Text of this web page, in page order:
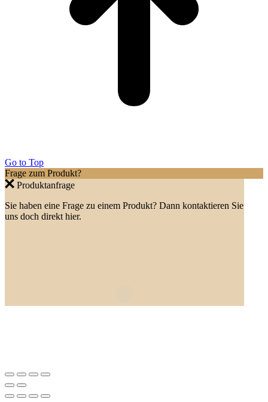
Go to Top
Frage zum Produkt?
Produktanfrage
Sie haben eine Frage zu einem Produkt? Dann kontaktieren Sie
uns doch direkt hier.